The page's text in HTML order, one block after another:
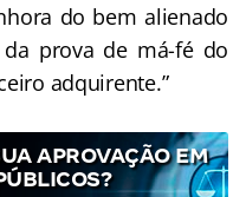
do bem alienado
prova de má-fé do
adquirente.”
APROVAÇÃO EM